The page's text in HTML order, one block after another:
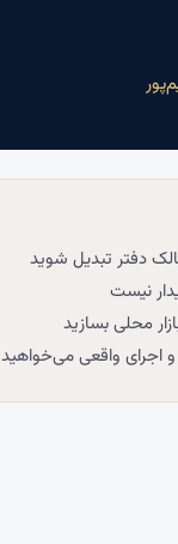
دفتر تبدیل شوید
نیست
محلی بسازید
اجرای واقعی می‌خواهید